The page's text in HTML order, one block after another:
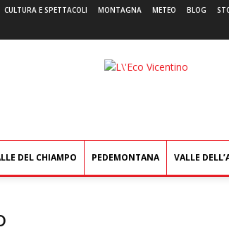
CULTURA E SPETTACOLI MONTAGNA METEO BLOG
L'Eco
DEL CHIAMPO PEDEMONTANA VALLE